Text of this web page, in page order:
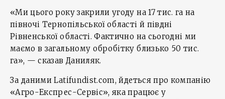
«Ми цього року закрили угоду на 17 тис. га на
півночі Тернопільської області й півдні
Рівненської області. Фактично на сьогодні ми
маємо в загальному обробітку близько 50 тис.
га», — сказав Даниляк.
За даними Latifundist.com, йдеться про компанію
«Агро-Експрес-Сервіс», яка працює у